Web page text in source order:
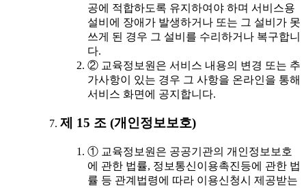
공에 적합하도록 유지하여야 하며 서비스용
설비에 장애가 발생하거나 또는 그 설비가 못
쓰게 된 경우 그 설비를 수리하거나 복구합니
다.
② 교육정보원은 서비스 내용의 변경 또는 추
가사항이 있는 경우 그 사항을 온라인을 통해
서비스 화면에 공지합니다.
제 15 조 (개인정보보호)
① 교육정보원은 공공기관의 개인정보보호
에 관한 법률, 정보통신이용촉진등에 관한 법
률 등 관계법령에 따라 이용신청시 제공받는